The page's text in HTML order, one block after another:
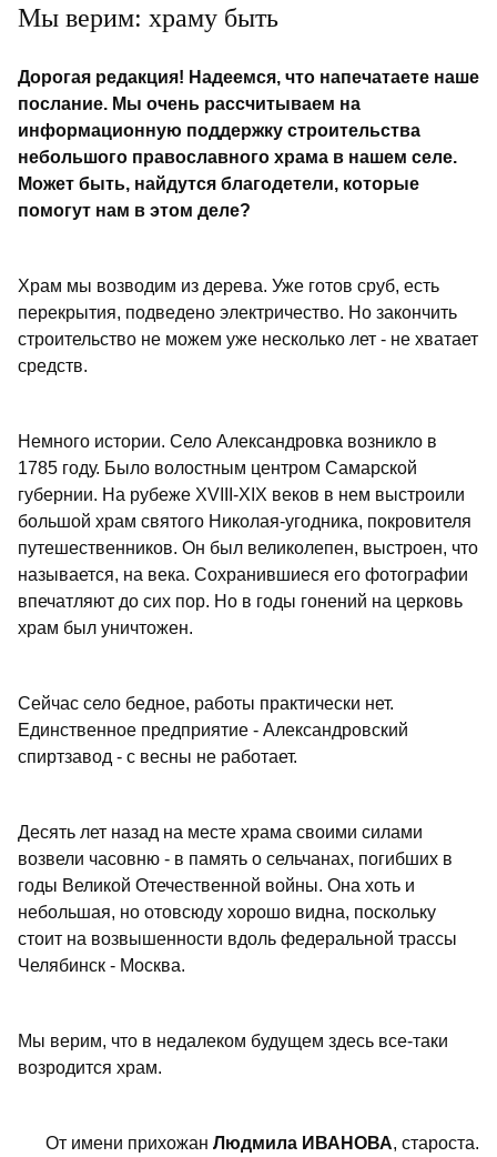
Мы верим: храму быть
Дорогая редакция! Надеемся, что напечатаете наше
послание. Мы очень рассчитываем на
информационную поддержку строительства
небольшого православного храма в нашем селе.
Может быть, найдутся благодетели, которые
помогут нам в этом деле?
Храм мы возводим из дерева. Уже готов сруб, есть
перекрытия, подведено электричество. Но закончить
строительство не можем уже несколько лет - не хватает
средств.
Немного истории. Село Александровка возникло в
1785 году. Было волостным центром Самарской
губернии. На рубеже XVIII-XIX веков в нем выстроили
большой храм святого Николая-угодника, покровителя
путешественников. Он был великолепен, выстроен, что
называется, на века. Сохранившиеся его фотографии
впечатляют до сих пор. Но в годы гонений на церковь
храм был уничтожен.
Сейчас село бедное, работы практически нет.
Единственное предприятие - Александровский
спиртзавод - с весны не работает.
Десять лет назад на месте храма своими силами
возвели часовню - в память о сельчанах, погибших в
годы Великой Отечественной войны. Она хоть и
небольшая, но отовсюду хорошо видна, поскольку
стоит на возвышенности вдоль федеральной трассы
Челябинск - Москва.
Мы верим, что в недалеком будущем здесь все-таки
возродится храм.
От имени прихожан Людмила ИВАНОВА, староста.